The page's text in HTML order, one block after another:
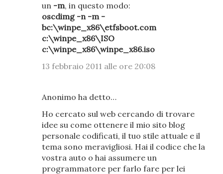
un -m, in questo modo:
oscdimg -n -m -
bc:\winpe_x86\etfsboot.com
c:\winpe_x86\ISO
c:\winpe_x86\winpe_x86.iso
13 febbraio 2011 alle ore 20:08
Anonimo ha detto…
Ho cercato sul web cercando di trovare
idee su come ottenere il mio sito blog
personale codificati, il tuo stile attuale e il
tema sono meravigliosi. Hai il codice che la
vostra auto o hai assumere un
programmatore per farlo fare per lei